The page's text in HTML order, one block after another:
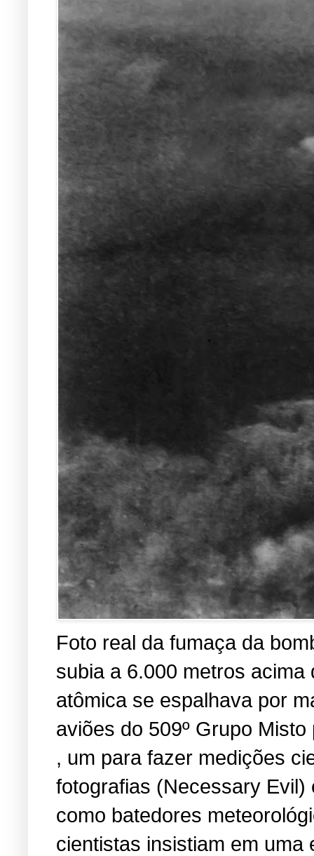
Foto real da fumaça da
subia a 6.000 metros
atômica se espalhava por
aviões do 509º Grupo
, um para fazer medições
fotografias (Necessary
como batedores
cientistas insistiam em